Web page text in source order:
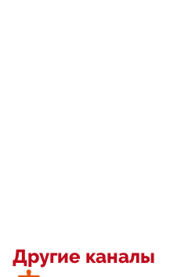
Другие каналы